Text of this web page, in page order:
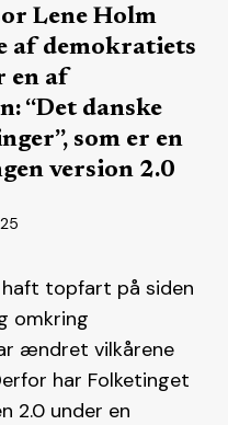
Lene Holm
af demokratiets
en af
“Det danske
som er en
version 2.0
topfart på siden
omkring
ændret vilkårene
har Folketinget
2.0 under en